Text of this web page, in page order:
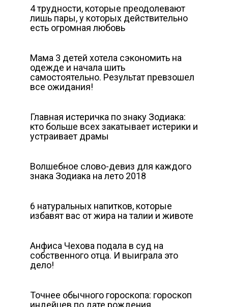
4 трудности, которые преодолевают
лишь пары, у которых действительно
есть огромная любовь
Мама 3 детей хотела сэкономить на
одежде и начала шить
самостоятельно. Результат превзошел
все ожидания!
Главная истеричка по знаку Зодиака:
кто больше всех закатывает истерики и
устраивает драмы
Волшебное слово-девиз для каждого
знака Зодиака на лето 2018
6 натуральных напитков, которые
избавят вас от жира на талии и животе
Анфиса Чехова подала в суд на
собственного отца. И выиграла это
дело!
Точнее обычного гороскопа: гороскоп
индейцев по дате рождения